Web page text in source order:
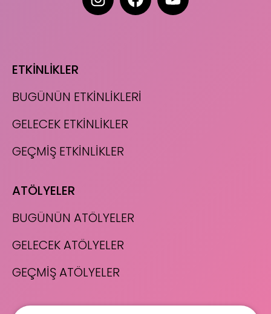
ETKİNLİKLER
BUGÜNÜN ETKİNLİKLERİ
GELECEK ETKİNLİKLER
GEÇMİŞ ETKİNLİKLER
ATÖLYELER
BUGÜNÜN ATÖLYELER
GELECEK ATÖLYELER
GEÇMİŞ ATÖLYELER